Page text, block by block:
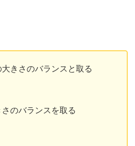
きさのバランスと取る
さのバランスを取る